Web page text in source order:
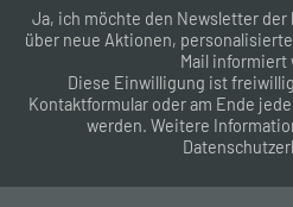
Ja, ich möchte den Newsletter der
über neue Aktionen,
Mail informiert
Diese Einwilligung ist
Kontaktformular oder am Ende
werden. Weitere